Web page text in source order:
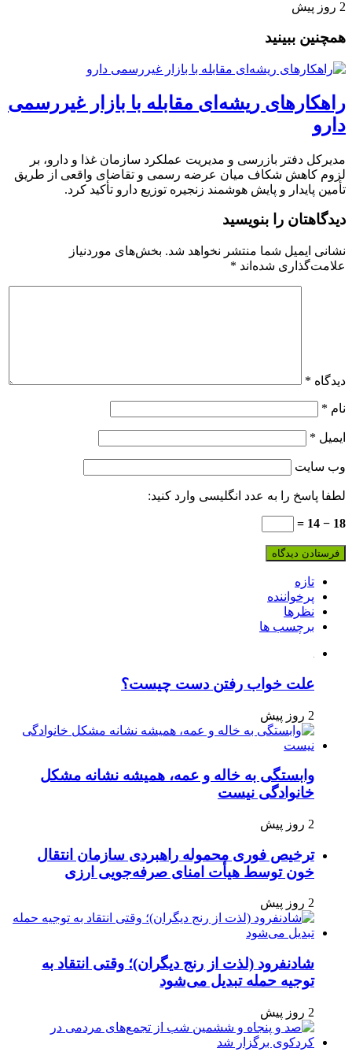
2 روز پیش
همچنین ببینید
راهکارهای ریشه‌ای مقابله با بازار غیررسمی
دارو
مدیرکل دفتر بازرسی و مدیریت عملکرد سازمان غذا و دارو، بر
لزوم کاهش شکاف میان عرضه رسمی و تقاضای واقعی از طریق
تأمین پایدار و پایش هوشمند زنجیره توزیع دارو تأکید کرد.
دیدگاهتان را بنویسید
نشانی ایمیل شما منتشر نخواهد شد. بخش‌های موردنیاز
علامت‌گذاری شده‌اند *
دیدگاه *
نام *
ایمیل *
وب‌ سایت
لطفا پاسخ را به عدد انگلیسی وارد کنید:
18 − 14 =
تازه
پرخواننده
نظرها
برچسب ها
علت خواب رفتن دست چیست؟
2 روز پیش
وابستگی به خاله و عمه، همیشه نشانه مشکل
خانوادگی نیست
2 روز پیش
ترخیص فوری محموله راهبردی سازمان انتقال
خون توسط هیأت امنای صرفه‌جویی ارزی
2 روز پیش
شادنفرود (لذت از رنج دیگران)؛ وقتی انتقاد به
توجیه حمله تبدیل می‌شود
2 روز پیش